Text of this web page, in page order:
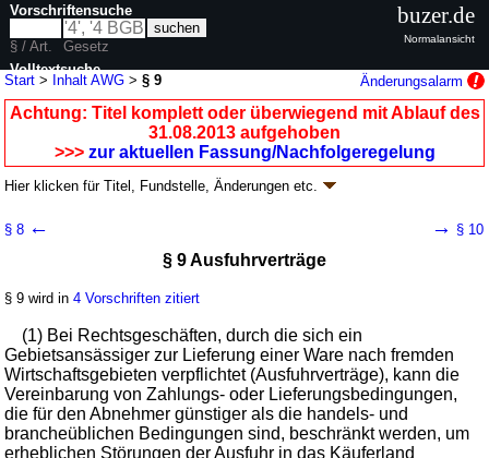
Start > Inhalt AWG >§ 9 Änderungsalarm
Achtung: Titel komplett oder überwiegend mit Ablauf des
31.08.2013 aufgehoben
>>> zur aktuellen Fassung/Nachfolgeregelung
Hier klicken fürTitel, Fundstelle, Änderungen etc.
G. v. 06.06.2013BGBl. I S. 1482, 2722
14 weitere Fassungen | wird in 43 Vorschriften zitiert
Erster Teil Rechtsgeschäfte und Handlungen
Dritter Abschnitt Warenverkehr
§ 8 ← → § 10
§ 9 Ausfuhrverträge
§ 9 wird in4 Vorschriften zitiert
(1) Bei Rechtsgeschäften, durch die sich ein
Gebietsansässiger zur Lieferung einer Ware nach fremden
Wirtschaftsgebieten verpflichtet (Ausfuhrverträge), kann die
Vereinbarung von Zahlungs- oder Lieferungsbedingungen,
die für den Abnehmer günstiger als die handels- und
brancheüblichen Bedingungen sind, beschränkt werden, um
erheblichen Störungen der Ausfuhr in das Käuferland
Vorschriftensuche
§ / Art.
Gesetz
Volltextsuche
nur in AWG
buzer.de
Normalansicht